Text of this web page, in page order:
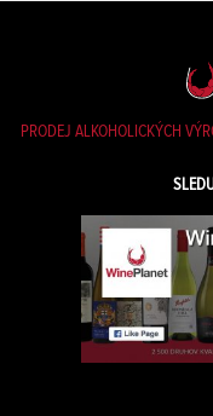
PRODEJ ALKOHOLICKÝCH